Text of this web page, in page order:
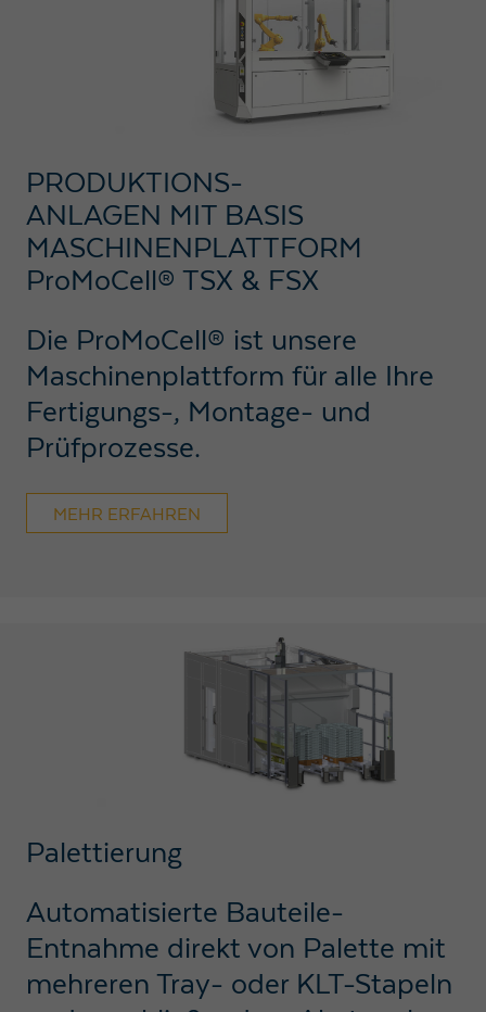
PRODUKTIONS-
ANLAGEN MIT BASIS
MASCHINENPLATTFORM
ProMoCell® TSX & FSX
Die ProMoCell® ist unsere
Maschinenplattform für alle Ihre
Fertigungs-, Montage- und
Prüfprozesse.
MEHR ERFAHREN
Palettierung
Automatisierte Bauteile-
Entnahme direkt von Palette mit
mehreren Tray- oder KLT-Stapeln